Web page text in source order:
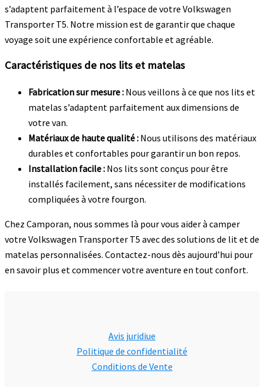
s’adaptent parfaitement à l’espace de votre Volkswagen
Transporter T5. Notre mission est de garantir que chaque
voyage soit une expérience confortable et agréable.
Caractéristiques de nos lits et matelas
Fabrication sur mesure : Nous veillons à ce que nos lits et
matelas s’adaptent parfaitement aux dimensions de
votre van.
Matériaux de haute qualité : Nous utilisons des matériaux
durables et confortables pour garantir un bon repos.
Installation facile : Nos lits sont conçus pour être
installés facilement, sans nécessiter de modifications
compliquées à votre fourgon.
Chez Camporan, nous sommes là pour vous aider à camper
votre Volkswagen Transporter T5 avec des solutions de lit et de
matelas personnalisées. Contactez-nous dès aujourd’hui pour
en savoir plus et commencer votre aventure en tout confort.
Avis juridiue
Politique de confidentialité
Conditions de Vente